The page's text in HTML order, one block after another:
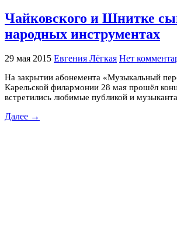
Чайковского и Шнитке
народных инструментах
29 мая 2015 Евгения Лёгкая Нет
На закрытии абонемента «Музыкальный
Карельской филармонии 28 мая прошёл
встретились любимые публикой и
Далее →